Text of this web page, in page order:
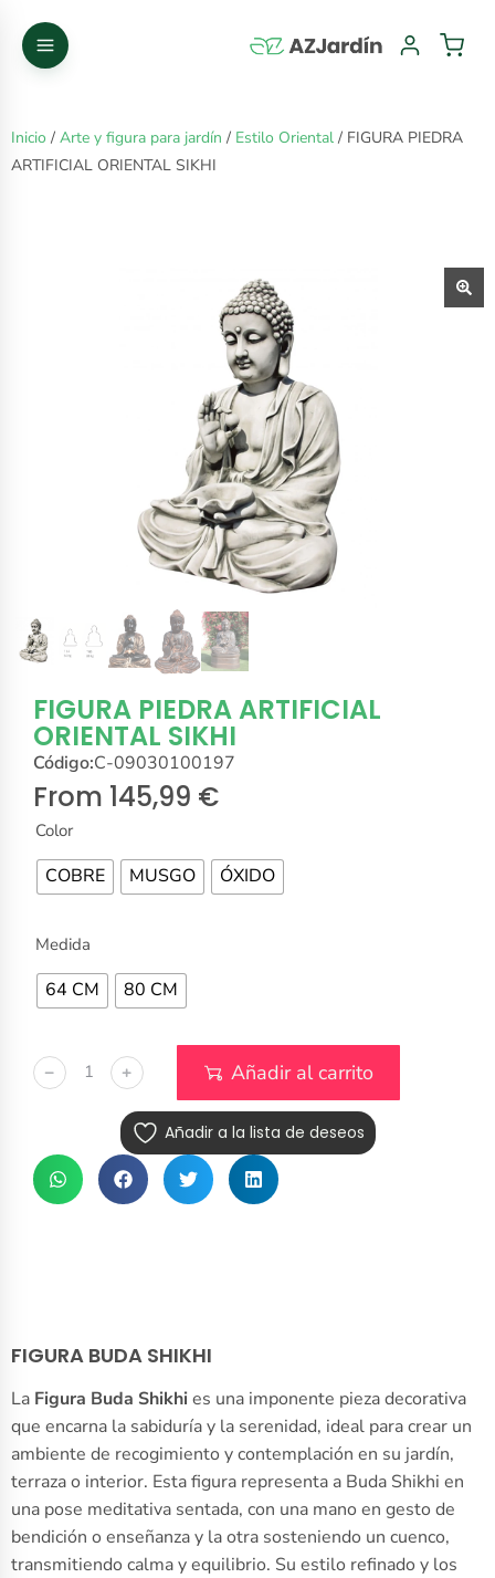
Inicio / Arte y figura para jardín / Estilo Oriental / FIGURA PIEDRA
ARTIFICIAL ORIENTAL SIKHI
FIGURA PIEDRA ARTIFICIAL
ORIENTAL SIKHI
Código:C-09030100197
From 145,99 €
Color
COBRE MUSGO ÓXIDO
Medida
64 CM 80 CM
﹣ ﹢ Añadir al carrito
Añadir a la lista de deseos
FIGURA BUDA SHIKHI
La Figura Buda Shikhies una imponente pieza decorativa
que encarna la sabiduría y la serenidad, ideal para crear un
ambiente de recogimiento y contemplación en su jardín,
terraza o interior. Esta figura representa a Buda Shikhi en
una pose meditativa sentada, con una mano en gesto de
bendición o enseñanza y la otra sosteniendo un cuenco,
transmitiendo calma y equilibrio. Su estilo refinado y los